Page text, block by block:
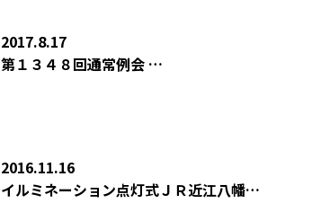
2017.8.17
第１３４８回通常例会 …
2016.11.16
イルミネーション点灯式ＪＲ近江八幡…